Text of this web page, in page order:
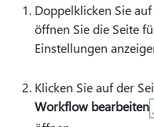
Doppelklicken Sie
öffnen Sie die Seite
Einstellungen
Klicken Sie auf der
Workflow bearbeiten